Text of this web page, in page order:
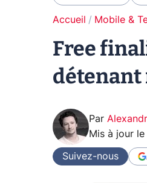
Accueil Mobile &
Free
détenant
Par
Mis à jour le
Suivez-nous